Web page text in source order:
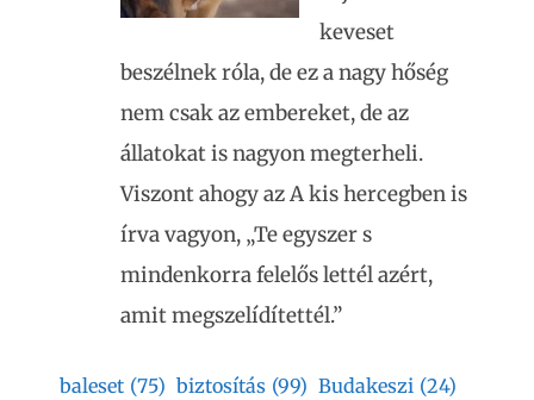
keveset
beszélnek róla, de ez a nagy hőség
nem csak az embereket, de az
állatokat is nagyon megterheli.
Viszont ahogy az A kis hercegben is
írva vagyon, „Te egyszer s
mindenkorra felelős lettél azért,
amit megszelídítettél.”
baleset (75) biztosítás (99) Budakeszi (24)